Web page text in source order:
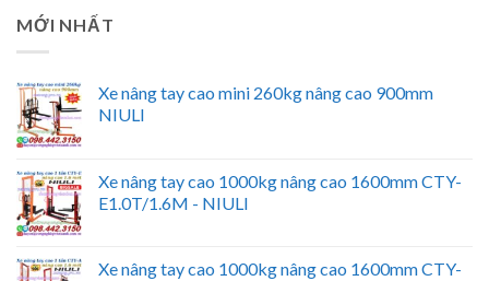
MỚI NHẤT
Xe nâng tay cao mini 260kg nâng cao 900mm
NIULI
Xe nâng tay cao 1000kg nâng cao 1600mm CTY-
E1.0T/1.6M - NIULI
Xe nâng tay cao 1000kg nâng cao 1600mm CTY-